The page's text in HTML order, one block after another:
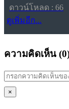
ดาวน์โหลด : 66
ดูเพิ่มอีก...
ความคิดเห็น (0
×